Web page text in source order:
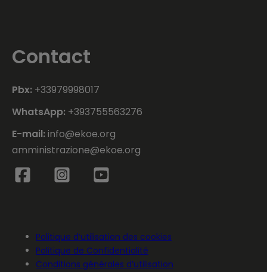
Contact
Pbx: +33979998017
WhatsApp: +393755563276
E-mail: info@ekoe.org
amministrazione@ekoe.org
Politique d’utilisation des cookies
Politique de Confidentialité
Conditions générales d’utilisation